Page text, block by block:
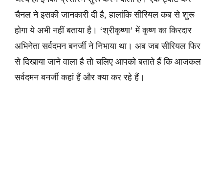
चैनल ने इसकी जानकारी दी है, हालांकि सीरियल कब से शुरू
होगा ये अभी नहीं बताया है। ‘श्रीकृष्णा’ में कृष्ण का किरदार
अभिनेता सर्वदमन बनर्जी ने निभाया था। अब जब सीरियल फिर
से दिखाया जाने वाला है तो चलिए आपको बताते हैं कि आजकल
सर्वदमन बनर्जी कहां हैं और क्या कर रहे हैं।